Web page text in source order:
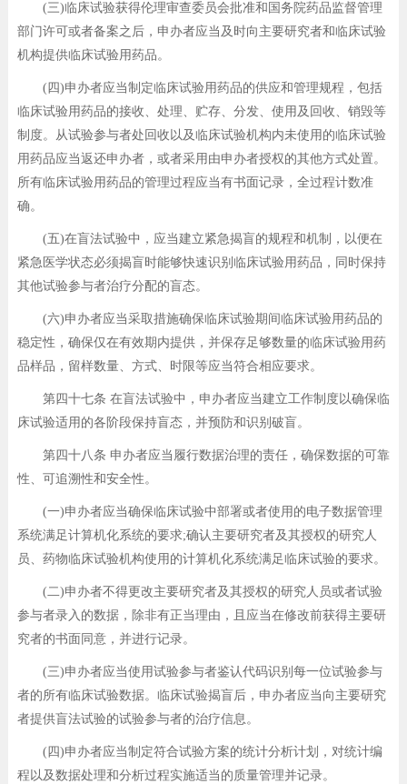
(三)临床试验获得伦理审查委员会批准和国务院药品监督管理
部门许可或者备案之后，申办者应当及时向主要研究者和临床试验
机构提供临床试验用药品。
(四)申办者应当制定临床试验用药品的供应和管理规程，包括
临床试验用药品的接收、处理、贮存、分发、使用及回收、销毁等
制度。从试验参与者处回收以及临床试验机构内未使用的临床试验
用药品应当返还申办者，或者采用由申办者授权的其他方式处置。
所有临床试验用药品的管理过程应当有书面记录，全过程计数准
确。
(五)在盲法试验中，应当建立紧急揭盲的规程和机制，以便在
紧急医学状态必须揭盲时能够快速识别临床试验用药品，同时保持
其他试验参与者治疗分配的盲态。
(六)申办者应当采取措施确保临床试验期间临床试验用药品的
稳定性，确保仅在有效期内提供，并保存足够数量的临床试验用药
品样品，留样数量、方式、时限等应当符合相应要求。
第四十七条 在盲法试验中，申办者应当建立工作制度以确保临
床试验适用的各阶段保持盲态，并预防和识别破盲。
第四十八条 申办者应当履行数据治理的责任，确保数据的可靠
性、可追溯性和安全性。
(一)申办者应当确保临床试验中部署或者使用的电子数据管理
系统满足计算机化系统的要求;确认主要研究者及其授权的研究人
员、药物临床试验机构使用的计算机化系统满足临床试验的要求。
(二)申办者不得更改主要研究者及其授权的研究人员或者试验
参与者录入的数据，除非有正当理由，且应当在修改前获得主要研
究者的书面同意，并进行记录。
(三)申办者应当使用试验参与者鉴认代码识别每一位试验参与
者的所有临床试验数据。临床试验揭盲后，申办者应当向主要研究
者提供盲法试验的试验参与者的治疗信息。
(四)申办者应当制定符合试验方案的统计分析计划，对统计编
程以及数据处理和分析过程实施适当的质量管理并记录。